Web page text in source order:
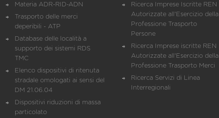
Materia ADR-RID-ADN
Trasporto delle merci
deperibili - ATP
Database delle località a
supporto dei sistemi RDS
TMC
Elenco dispositivi di ritenuta
stradale omologati ai sensi del
DM 21.06.04
Dispositivi riduzioni di massa
particolato
Ricerca Imprese Iscritte REN
Autorizzate all'Esercizio della
Professione Trasporto
Persone
Ricerca Imprese iscritte REN
Autorizzate all'Esercizio della
Professione Trasporto Merci
Ricerca Servizi di Linea
Interregionali